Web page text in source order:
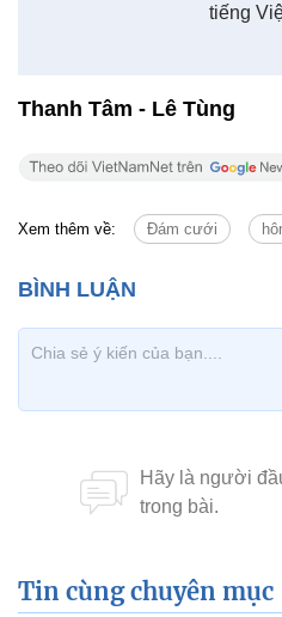
tiếng
Thanh Tâm - Lê Tùng
Xem thêm về: Đám cưới
Tin cùng chuyên mục